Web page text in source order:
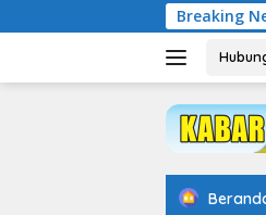
ke
Breaking